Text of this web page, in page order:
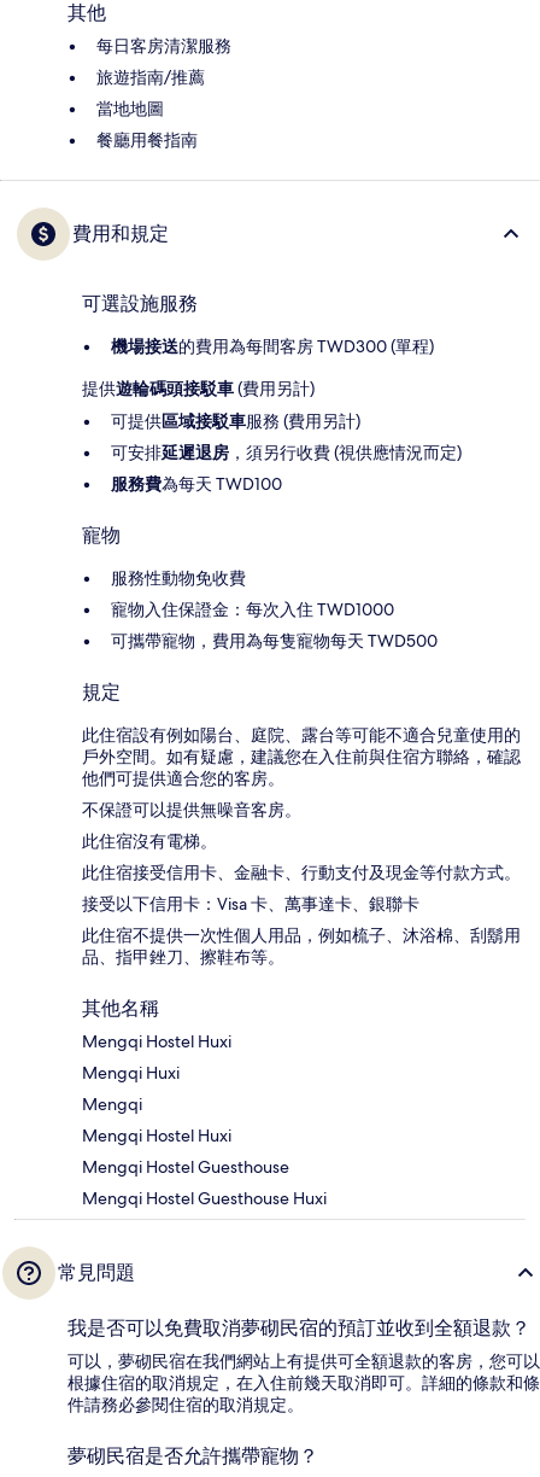
其他
每日客房清潔服務
旅遊指南/推薦
當地地圖
餐廳用餐指南
費用和規定
可選設施服務
機場接送的費用為每間客房 TWD300 (單程)
提供遊輪碼頭接駁車(費用另計)
可提供區域接駁車服務 (費用另計)
可安排延遲退房 ，須另行收費 (視供應情況而定)
服務費為每天 TWD100
寵物
服務性動物免收費
寵物入住保證金：每次入住 TWD1000
可攜帶寵物，費用為每隻寵物每天 TWD500
規定
此住宿設有例如陽台、庭院、露台等可能不適合兒童使用的
戶外空間。如有疑慮，建議您在入住前與住宿方聯絡，確認
他們可提供適合您的客房。
不保證可以提供無噪音客房。
此住宿沒有電梯。
此住宿接受信用卡、金融卡、行動支付及現金等付款方式。
接受以下信用卡：Visa 卡、萬事達卡、銀聯卡
此住宿不提供一次性個人用品，例如梳子、沐浴棉、刮鬍用
品、指甲銼刀、擦鞋布等。
其他名稱
Mengqi Hostel Huxi
Mengqi Huxi
Mengqi
Mengqi Hostel Huxi
Mengqi Hostel Guesthouse
Mengqi Hostel Guesthouse Huxi
常見問題
我是否可以免費取消夢砌民宿的預訂並收到全額退款？
可以，夢砌民宿在我們網站上有提供可全額退款的客房，您可以
根據住宿的取消規定，在入住前幾天取消即可。詳細的條款和條
件請務必參閱住宿的取消規定。
夢砌民宿是否允許攜帶寵物？